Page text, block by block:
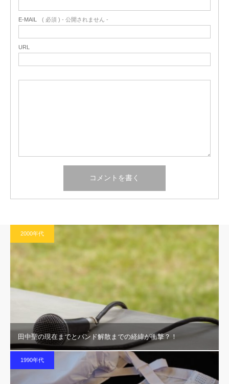
E-MAIL ( 必須 ) - 公開されません -
URL
2000年代
田中聖の現在までとバンド解散までの経緯が衝撃？！
1990年代